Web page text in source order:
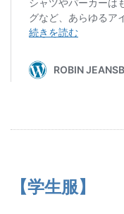
【学生服】